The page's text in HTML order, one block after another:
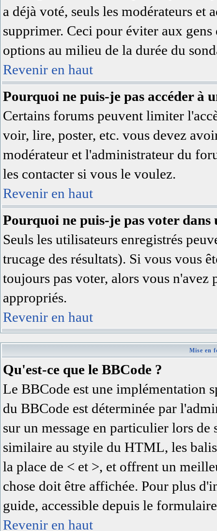
a déjà voté, seuls les modérateurs
supprimer. Ceci pour éviter aux
options au milieu de la durée du
Revenir en haut
Pourquoi ne puis-je pas accéder à
Certains forums peuvent limiter
voir, lire, poster, etc. vous devez
modérateur et l'administrateur du
les contacter si vous le voulez.
Revenir en haut
Pourquoi ne puis-je pas voter dans
Seuls les utilisateurs enregistrés
trucage des résultats). Si vous vous
toujours pas voter, alors vous n'avez
appropriés.
Revenir en haut
Mise en
Qu'est-ce que le BBCode ?
Le BBCode est une
du BBCode est déterminée par
sur un message en particulier lors
similaire au styile du HTML, les
la place de < et >, et offrent un
chose doit être affichée. Pour plus
guide, accessible depuis le
Revenir en haut